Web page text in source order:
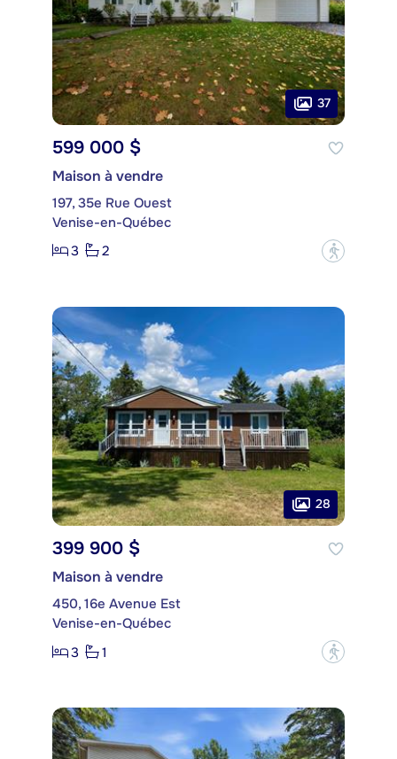
37
599 000 $
Maison à vendre
197, 35e Rue Ouest
Venise-en-Québec
3
2 ?
28
399 900 $
Maison à vendre
450, 16e Avenue Est
Venise-en-Québec
3
1 ?